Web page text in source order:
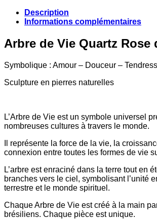
Description
Informations complémentaires
Arbre de Vie Quartz Rose
Symbolique : Amour – Douceur –
Sculpture en pierres naturelles
L’Arbre de Vie est un symbole universel
nombreuses cultures à travers le monde.
Il représente la force de la vie, la
connexion entre toutes les formes de vie
L’arbre est enraciné dans la terre tout en
branches vers le ciel, symbolisant l’unité
terrestre et le monde spirituel.
Chaque Arbre de Vie est créé à la main
brésiliens. Chaque pièce est unique.